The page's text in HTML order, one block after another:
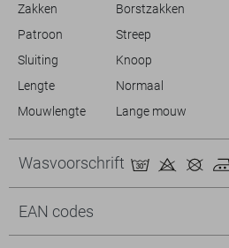
Zakken
Borstzakken
Patroon
Streep
Sluiting
Knoop
Lengte
Normaal
Mouwlengte
Lange mouw
Wasvoorschrift
EAN codes